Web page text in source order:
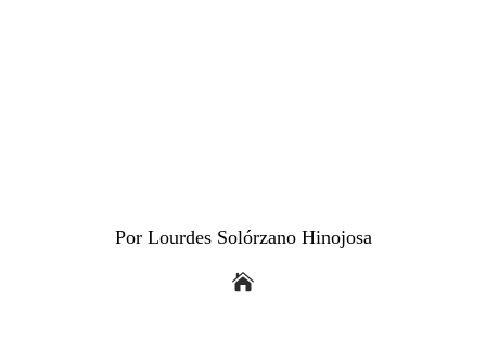
Por Lourdes Solórzano Hinojosa